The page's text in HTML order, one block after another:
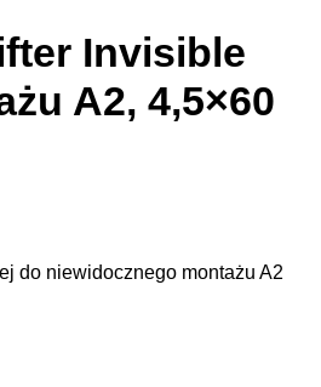
Invisible
A2, 4,5×60
do niewidocznego montażu A2